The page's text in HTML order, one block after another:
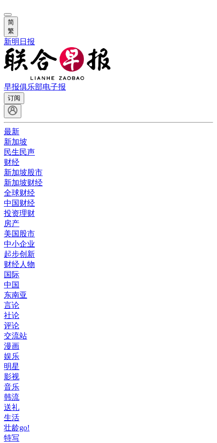
简
繁
新明日报
早报俱乐部电子报
订阅
最新
新加坡
民生民声
财经
新加坡股市
新加坡财经
全球财经
中国财经
投资理财
房产
美国股市
中小企业
起步创新
财经人物
国际
中国
东南亚
言论
社论
评论
交流站
漫画
娱乐
明星
影视
音乐
韩流
送礼
生活
壮龄go!
特写